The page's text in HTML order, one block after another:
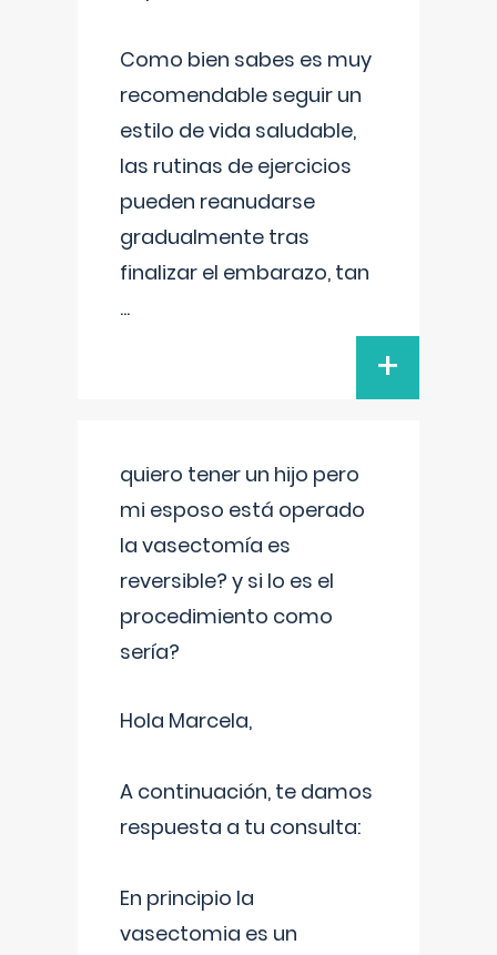
Como bien sabes es muy
recomendable seguir un
estilo de vida saludable,
las rutinas de ejercicios
pueden reanudarse
gradualmente tras
finalizar el embarazo, tan
...
+
quiero tener un hijo pero
mi esposo está operado
la vasectomía es
reversible? y si lo es el
procedimiento como
sería?
Hola Marcela,
A continuación, te damos
respuesta a tu consulta:
En principio la
vasectomia es un